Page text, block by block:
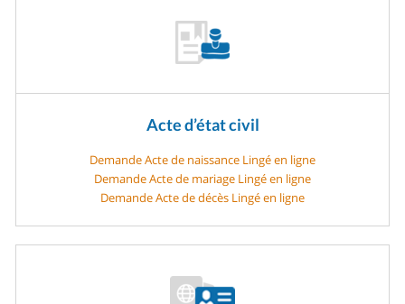
Acte d’état civil
Demande Acte de naissance Lingé en ligne
Demande Acte de mariage Lingé en ligne
Demande Acte de décès Lingé en ligne